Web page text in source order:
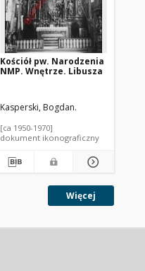
Kościół pw. Narodzenia
NMP. Wnętrze. Libusza
Kasperski, Bogdan.
[ca 1950-1970]
dokument ikonograficzny
Więcej